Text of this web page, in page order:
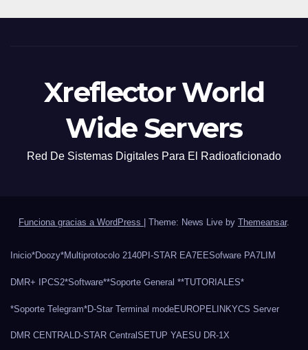
Xreflector World
Wide Servers
Red De Sistemas Digitales Para El Radioaficionado
Funciona gracias a WordPress | Theme: News Live by Themeansar.
Inicio*Doozy*Multiprotocolo 2140PI-STAR EA7EESofware PA7LIM
DMR+ IPCS2*Software**Soporte General **TUTORIALES*
*Soporte Telegram*D-Star Terminal modeEUROPELINKYCS Server
DMR CENTRALD-STAR CentralSETUP YAESU DR-1X